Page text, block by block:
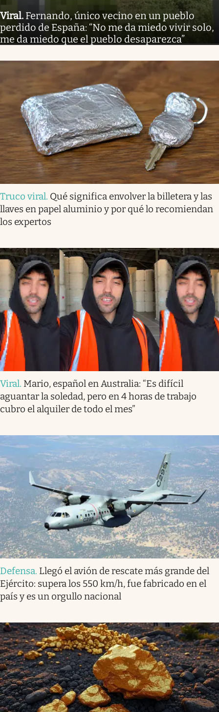
Viral. Fernando, único vecino en un pueblo
perdido de España: “No me da miedo vivir solo,
me da miedo que el pueblo desaparezca”
Truco viral. Qué significa envolver la billetera y las
llaves en papel aluminio y por qué lo recomiendan
los expertos
Viral. Mario, español en Australia: “Es difícil
aguantar la soledad, pero en 4 horas de trabajo
cubro el alquiler de todo el mes”
Defensa. Llegó el avión de rescate más grande del
Ejército: supera los 550 km/h, fue fabricado en el
país y es un orgullo nacional